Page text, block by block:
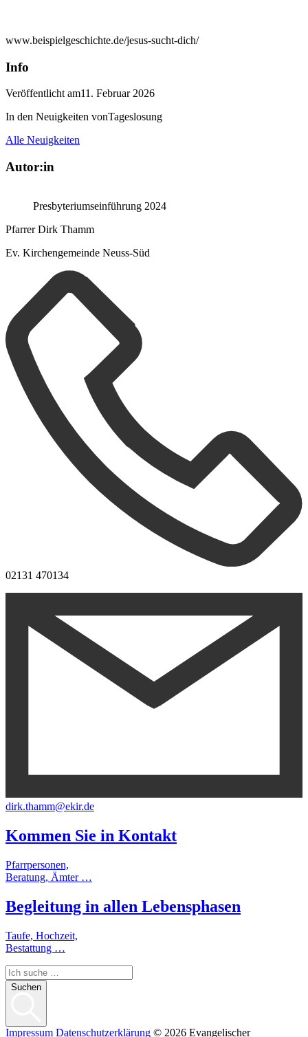
www.beispielgeschichte.de/jesus-sucht-dich/
Info
Veröffentlicht am11. Februar 2026
In den Neuigkeiten vonTageslosung
Alle Neuigkeiten
Autor:in
Presbyteriumseinführung 2024
Pfarrer Dirk Thamm
Ev. Kirchengemeinde Neuss-Süd
02131 470134
dirk.thamm@ekir.de
Kommen Sie in Kontakt
Pfarrpersonen,
Beratung, Ämter …
Begleitung in allen Lebensphasen
Taufe, Hochzeit,
Bestattung …
Suchen
Impressum Datenschutzerklärung © 2026 Evangelischer